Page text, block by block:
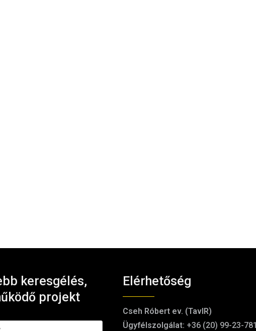
keresgélés,
projekt
Elérhetőség
Cseh Róbert ev. (TavIR)
Ügyfélszolgálat: +36 (20) 99-23-781